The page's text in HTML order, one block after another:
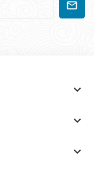


